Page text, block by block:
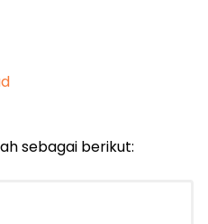
sebagai berikut: